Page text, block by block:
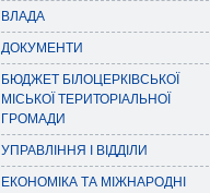
ВЛАДА
ДОКУМЕНТИ
БЮДЖЕТ БІЛОЦЕРКІВСЬКОЇ
МІСЬКОЇ ТЕРИТОРІАЛЬНОЇ
ГРОМАДИ
УПРАВЛІННЯ І ВІДДІЛИ
ЕКОНОМІКА ТА МІЖНАРОДНІ